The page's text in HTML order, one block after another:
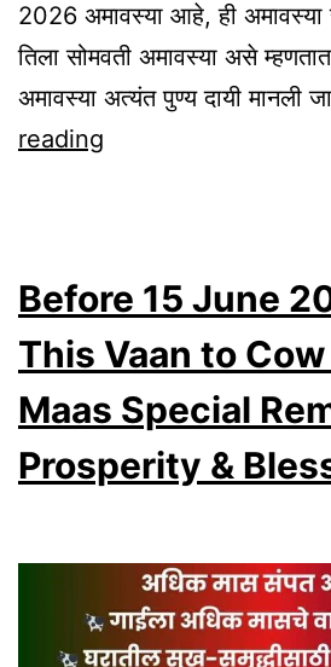
2026 अमावस्या आहे, ही अमावस्या
तिला सोमवती अमावस्या असे
अमावस्या अत्यंत पुण्य दायी मानली
reading
Date,
Puja
Shubh
Muhurat
Prapti
Upay
Before 15 June
This Vaan to
Maas Special
Prosperity &